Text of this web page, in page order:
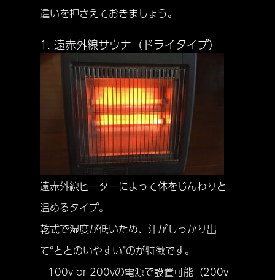
違いを押さえておきましょう。
1. 遠赤外線サウナ（ドライタイプ）
遠赤外線ヒーターによって体をじんわりと
温めるタイプ。
乾式で湿度が低いため、汗がしっかり出
て“ととのいやすい”のが特徴です。
– 100v or 200vの電源で設置可能（200v